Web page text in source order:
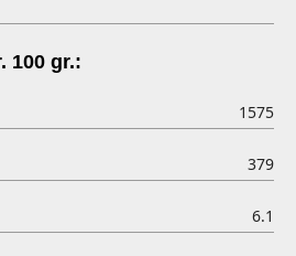
100 gr.:
1575
379
6.1